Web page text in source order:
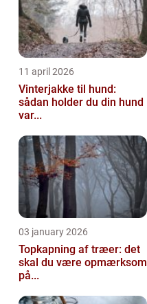
11 april 2026
Vinterjakke til hund:
sådan holder du din hund
var...
03 january 2026
Topkapning af træer: det
skal du være opmærksom
på...